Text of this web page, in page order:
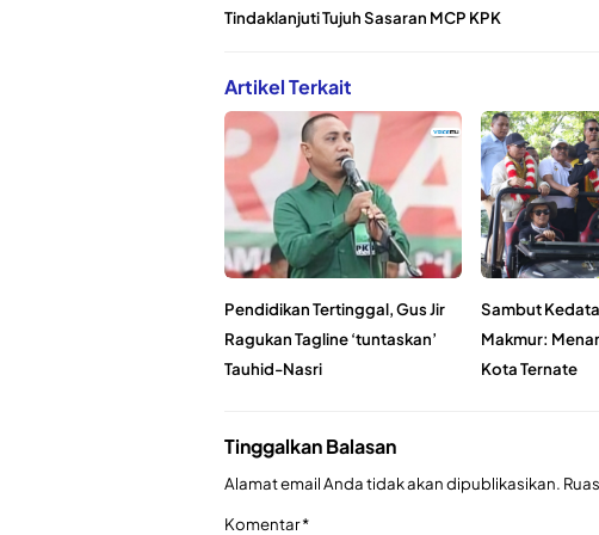
Tindaklanjuti Tujuh Sasaran MCP KPK
Artikel Terkait
Pendidikan Tertinggal, Gus Jir
Ragukan Tagline ‘tuntaskan’
Tauhid-Nasri
Sambut
Makmur:
Kota Ternate
Tinggalkan Balasan
Alamat email Anda tidak akan dipublikasikan.
Komentar*